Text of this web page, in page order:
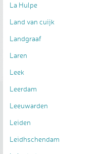
La Hulpe
Land van cuijk
Landgraaf
Laren
Leek
Leerdam
Leeuwarden
Leiden
Leidhschendam